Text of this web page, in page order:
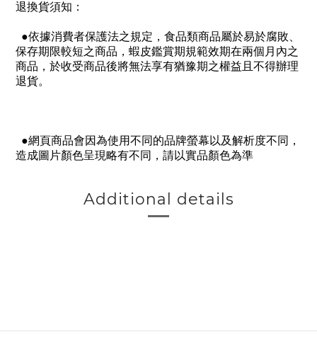
退換貨須知：
●依據消費者保護法之規定，食品類商品屬於易於腐敗、
保存期限較短之商品，蝦皮鑑賞期規範效期在兩個月內之
商品，於收受商品後將無法享有猶豫期之權益且不得辦理
退貨。
●網頁商品會因為使用不同的品牌螢幕以及解析度不同，
造成圖片顏色呈現略有不同，請以實品顏色為準
Additional details